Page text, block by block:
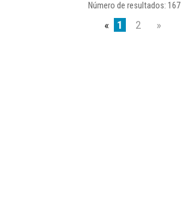
Número de resultados: 167
« 1 2 »